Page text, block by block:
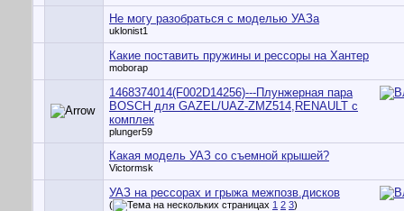
Не могу разобраться с моделью УАЗа
uklonist1
Какие поставить пружины и рессоры на Хантер
moborap
1468374014(F002D14256)---Плунжерная пара
BOSCH для GAZEL/UAZ-ZMZ514,RENAULT с
комплек
plunger59
Какая модель УАЗ со съемной крышей?
Victormsk
УАЗ на рессорах и грыжа межпозв.дисков
( 1 2 3)